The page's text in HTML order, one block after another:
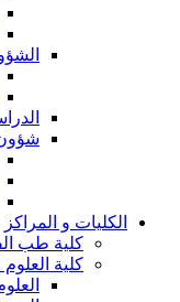
الكليات و المراكز
كلية طب
كلية